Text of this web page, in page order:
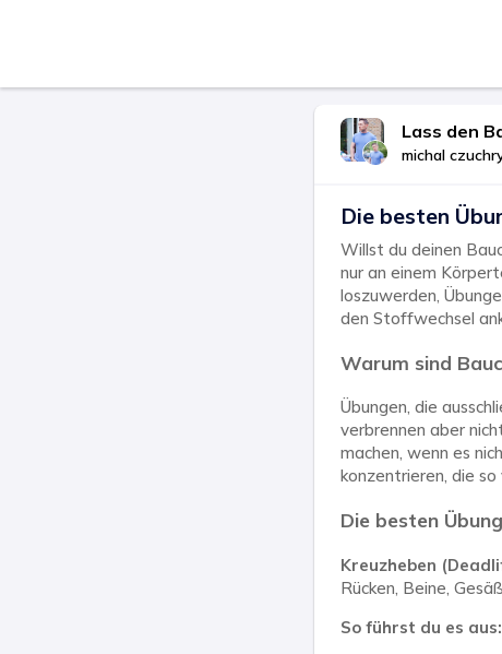
Lass den
michal
Die besten
Willst du deinen
nur an einem
loszuwerden,
den Stoffwechsel
Warum sind
Übungen, die
verbrennen aber
machen, wenn es
konzentrieren, die
Die besten
Kreuzheben
Rücken, Beine,
So führst du es aus: